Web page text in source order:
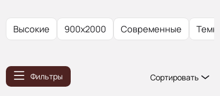
Высокие 900x2000 Современные
Фильтры
Сортировать